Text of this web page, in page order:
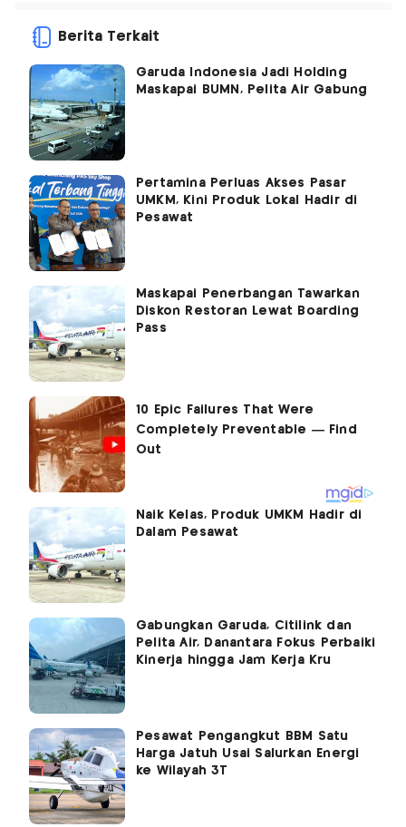
Berita Terkait
Garuda Indonesia Jadi Holding
Maskapai BUMN, Pelita Air Gabung
Pertamina Perluas Akses Pasar
UMKM, Kini Produk Lokal Hadir di
Pesawat
Maskapai Penerbangan Tawarkan
Diskon Restoran Lewat Boarding
Pass
Naik Kelas, Produk UMKM Hadir di
Dalam Pesawat
Gabungkan Garuda, Citilink dan
Pelita Air, Danantara Fokus Perbaiki
Kinerja hingga Jam Kerja Kru
Pesawat Pengangkut BBM Satu
Harga Jatuh Usai Salurkan Energi
ke Wilayah 3T